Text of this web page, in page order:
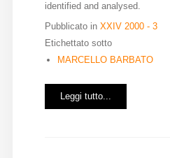
identified and analysed.
Pubblicato in XXIV 2000 - 3
Etichettato sotto
MARCELLO BARBATO
Leggi tutto...